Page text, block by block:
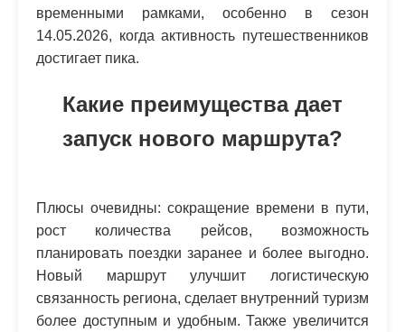
временными рамками, особенно в сезон
14.05.2026, когда активность путешественников
достигает пика.
Какие преимущества дает
запуск нового маршрута?
Плюсы очевидны: сокращение времени в пути,
рост количества рейсов, возможность
планировать поездки заранее и более выгодно.
Новый маршрут улучшит логистическую
связанность региона, сделает внутренний туризм
более доступным и удобным. Также увеличится